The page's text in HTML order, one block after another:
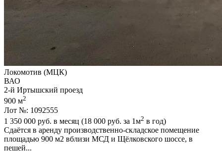
Локомотив (МЦК)
ВАО
2-й Иртышский проезд
900 м2
Лот №: 1092555
1 350 000 руб. в месяц (18 000 руб. за 1м2 в год)
Сдаётся в аренду производственно-складское помещение
площадью 900 м2 вблизи МСД и Щёлковского шоссе,­ в
пешей...